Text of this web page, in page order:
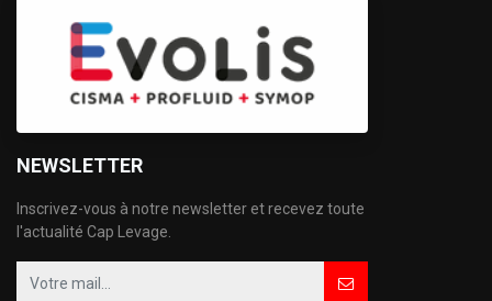
NEWSLETTER
Inscrivez-vous à notre newsletter et recevez toute
l'actualité Cap Levage.